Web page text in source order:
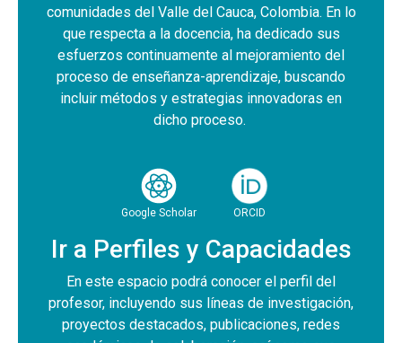
comunidades del Valle del Cauca, Colombia. En lo
que respecta a la docencia, ha dedicado sus
esfuerzos continuamente al mejoramiento del
proceso de enseñanza-aprendizaje, buscando
incluir métodos y estrategias innovadoras en
dicho proceso.
Google Scholar ORCID
Ir a Perfiles y Capacidades
En este espacio podrá conocer el perfil del
profesor, incluyendo sus líneas de investigación,
proyectos destacados, publicaciones, redes